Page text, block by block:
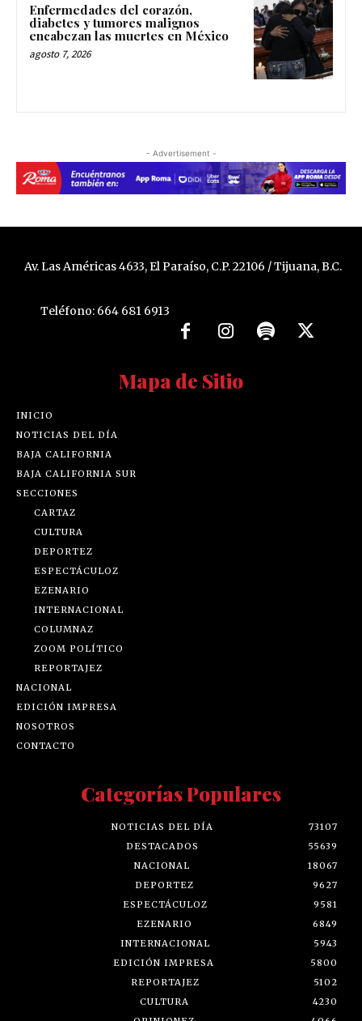
Enfermedades del corazón,
diabetes y tumores malignos
encabezan las muertes en México
agosto 7, 2026
- Advertisement -
Av. Las Américas 4633, El Paraíso, C.P. 22106 / Tijuana, B.C.
Teléfono: 664 681 6913
Mapa de Sitio
INICIO
NOTICIAS DEL DÍA
BAJA CALIFORNIA
BAJA CALIFORNIA SUR
SECCIONES
CARTAZ
CULTURA
DEPORTEZ
ESPECTÁCULOZ
EZENARIO
INTERNACIONAL
COLUMNAZ
ZOOM POLÍTICO
REPORTAJEZ
NACIONAL
EDICIÓN IMPRESA
NOSOTROS
CONTACTO
Categorías Populares
NOTICIAS DEL DÍA
73107
DESTACADOS
55639
NACIONAL
18067
DEPORTEZ
9627
ESPECTÁCULOZ
9581
EZENARIO
6849
INTERNACIONAL
5943
EDICIÓN IMPRESA
5800
REPORTAJEZ
5102
CULTURA
4230